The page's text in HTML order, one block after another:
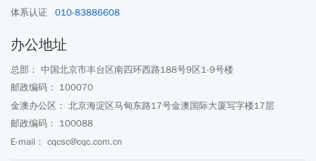
体系认证
010-83886608
办公地址
总部： 中国北京市丰台区南四环西路188号9区1-9号楼
邮政编码： 100070
金澳办公区： 北京海淀区马甸东路17号金澳国际大厦写字楼17层
邮政编码： 100088
E-mail： cqcsc@cqc.com.cn